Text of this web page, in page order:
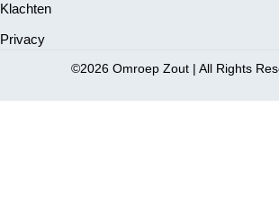
Klachten
Privacy
©2026 Omroep Zout | All Rights